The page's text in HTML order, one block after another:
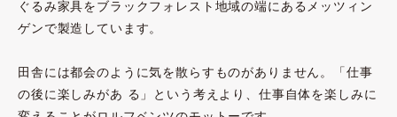
ぐるみ家具をブラックフォレスト地域の端にあるメッツィン
ゲンで製造しています。
田舎には都会のように気を散らすものがありません。「仕事
の後に楽しみがあ る」という考えより、仕事自体を楽しみに